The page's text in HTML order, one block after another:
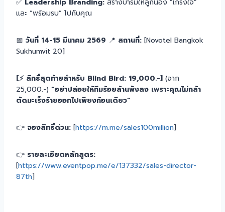
และ “พร้อมรบ” ไปกับคุณ
📅 วันที่ 14-15 มีนาคม 2569 📍 สถานที่: [Novotel Bangkok
Sukhumvit 20]
[⚡️ สิทธิ์สุดท้ายสำหรับ Blind Bird: 19,000.-] (จาก
25,000.-) “อย่าปล่อยให้ทีมร้อยล้านพังลง เพราะคุณไม่กล้า
ตัดมะเร็งร้ายออกไปเพียงก้อนเดียว”
👉 จองสิทธิ์ด่วน: [https://m.me/sales100million]
👉 รายละเอียดหลักสูตร:
[https://www.eventpop.me/e/137332/sales-director-
87th]